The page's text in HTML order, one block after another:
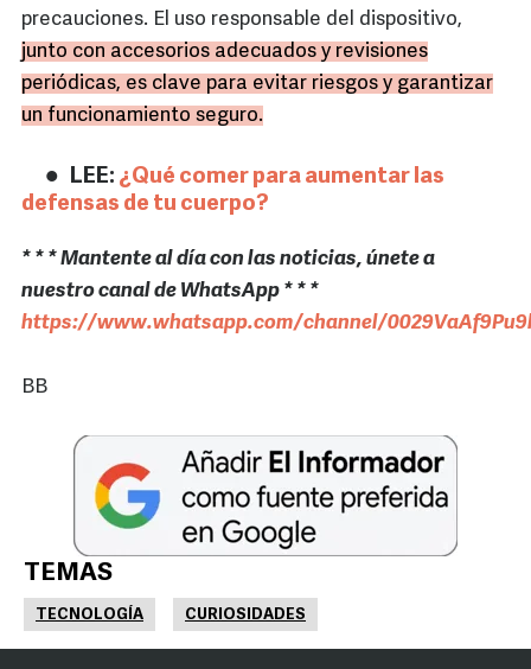
precauciones. El uso responsable del dispositivo,
junto con accesorios adecuados y revisiones
periódicas, es clave para evitar riesgos y garantizar
un funcionamiento seguro.
LEE: ¿Qué comer para aumentar las
defensas de tu cuerpo?
* * * Mantente al día con las noticias, únete a
nuestro canal de WhatsApp * * *
https://www.whatsapp.com/channel/
BB
TEMAS
TECNOLOGÍA CURIOSIDADES